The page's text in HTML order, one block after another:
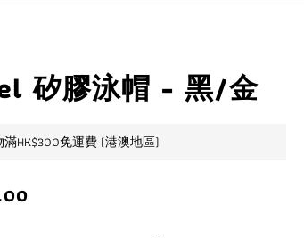
矽膠泳帽 - 黑/金
HK$300免運費 (港澳地區)